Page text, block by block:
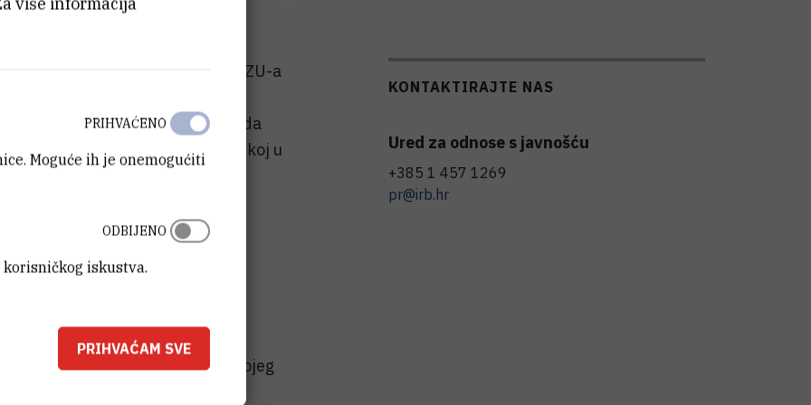
sjednici u povodu Dana HAZU-a
je dodijeljeno devet nagrada
dostignuća u Republici Hrvatskoj u
recentne znanstvene
održive kemijske sinteze
i kontroliranoj sintezi
materijala.''
kao je dr. Užarević tijekom svojeg
KONTAKTIRAJTE NAS
Ured za odnose s javnošću
+385 1 457 1269
pr@irb.hr
Moguće ih je onemogućiti
PRIHVAĆENO
iskustva.
ODBIJENO
PRIHVAĆAM SVE